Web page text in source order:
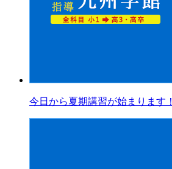
今日から夏期講習が始まります！